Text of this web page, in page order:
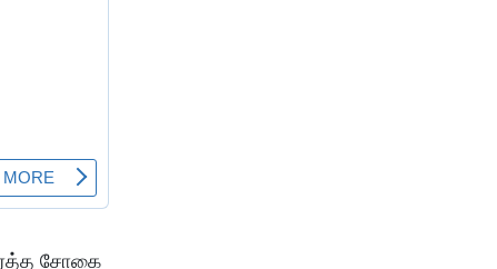
சோகை